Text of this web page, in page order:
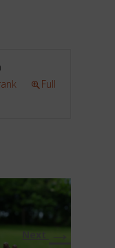
Full
Next →